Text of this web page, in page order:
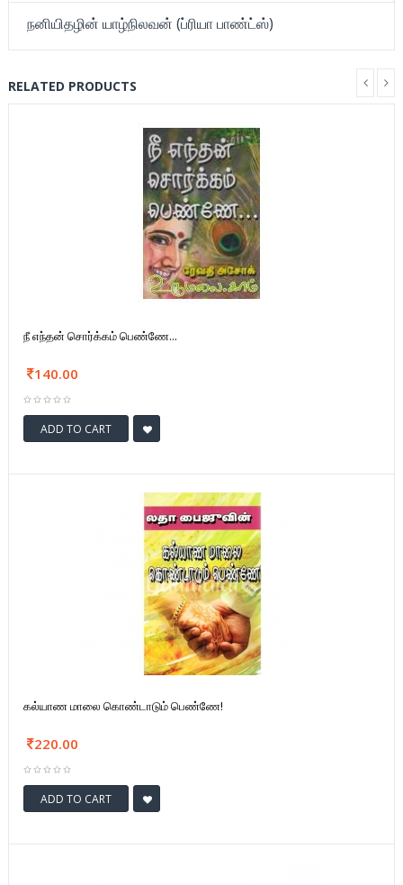
நனியிதழின் யாழ்நிலவன் (ப்ரியா பாண்ட்ஸ்)
RELATED PRODUCTS
நீ எந்தன் சொர்க்கம் பெண்ணே...
140.00
ADD TO CART
கல்யாண மாலை கொண்டாடும் பெண்ணே!
220.00
ADD TO CART